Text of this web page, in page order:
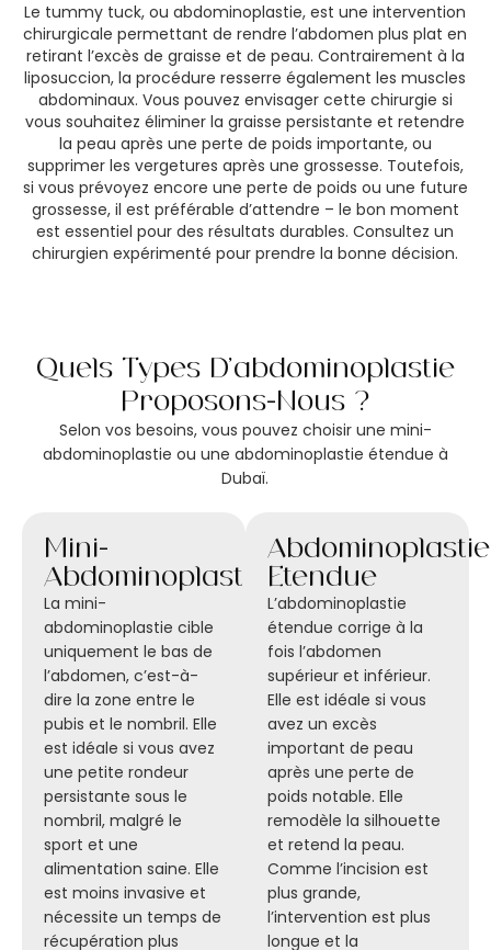
Le tummy tuck, ou abdominoplastie, est une intervention
chirurgicale permettant de rendre l’abdomen plus plat en
retirant l’excès de graisse et de peau. Contrairement à la
liposuccion, la procédure resserre également les muscles
abdominaux. Vous pouvez envisager cette chirurgie si
vous souhaitez éliminer la graisse persistante et retendre
la peau après une perte de poids importante, ou
supprimer les vergetures après une grossesse. Toutefois,
si vous prévoyez encore une perte de poids ou une future
grossesse, il est préférable d’attendre – le bon moment
est essentiel pour des résultats durables. Consultez un
chirurgien expérimenté pour prendre la bonne décision.
Quels Types D’abdominoplastie
Proposons-Nous ?
Selon vos besoins, vous pouvez choisir une mini-
abdominoplastie ou une abdominoplastie étendue à
Dubaï.
Mini-
Abdominoplastie
La mini-
abdominoplastie cible
uniquement le bas de
l’abdomen, c’est-à-
dire la zone entre le
pubis et le nombril. Elle
est idéale si vous avez
une petite rondeur
persistante sous le
nombril, malgré le
sport et une
alimentation saine. Elle
est moins invasive et
nécessite un temps de
récupération plus
Abdominoplastie
Étendue
L’abdominoplastie
étendue corrige à la
fois l’abdomen
supérieur et inférieur.
Elle est idéale si vous
avez un excès
important de peau
après une perte de
poids notable. Elle
remodèle la silhouette
et retend la peau.
Comme l’incision est
plus grande,
l’intervention est plus
longue et la